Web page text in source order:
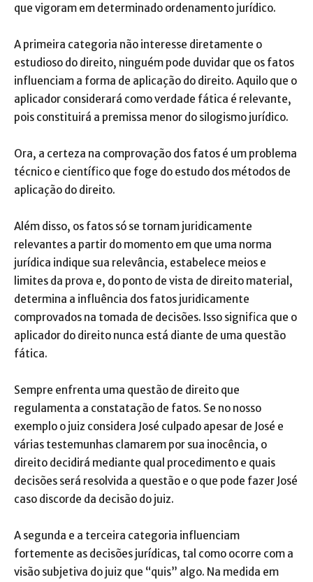
que vigoram em determinado ordenamento jurídico.
A primeira categoria não interesse diretamente o
estudioso do direito, ninguém pode duvidar que os fatos
influenciam a forma de aplicação do direito. Aquilo que o
aplicador considerará como verdade fática é relevante,
pois constituirá a premissa menor do silogismo jurídico.
Ora, a certeza na comprovação dos fatos é um problema
técnico e científico que foge do estudo dos métodos de
aplicação do direito.
Além disso, os fatos só se tornam juridicamente
relevantes a partir do momento em que uma norma
jurídica indique sua relevância, estabelece meios e
limites da prova e, do ponto de vista de direito material,
determina a influência dos fatos juridicamente
comprovados na tomada de decisões. Isso significa que o
aplicador do direito nunca está diante de uma questão
fática.
Sempre enfrenta uma questão de direito que
regulamenta a constatação de fatos. Se no nosso
exemplo o juiz considera José culpado apesar de José e
várias testemunhas clamarem por sua inocência, o
direito decidirá mediante qual procedimento e quais
decisões será resolvida a questão e o que pode fazer José
caso discorde da decisão do juiz.
A segunda e a terceira categoria influenciam
fortemente as decisões jurídicas, tal como ocorre com a
visão subjetiva do juiz que “quis” algo. Na medida em